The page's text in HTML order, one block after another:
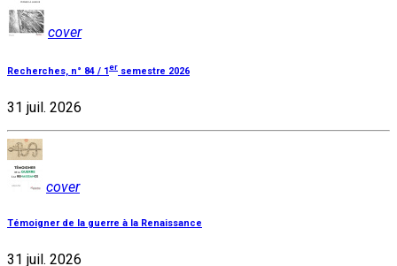
cover
Recherches, n° 84 / 1er semestre 2026
31 juil. 2026
cover
Témoigner de la guerre à la Renaissance
31 juil. 2026